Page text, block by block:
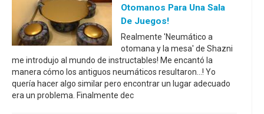
Otomanos Para Una Sala
De Juegos!
Realmente 'Neumático a
otomana y la mesa' de Shazni
me introdujo al mundo de instructables! Me encantó la
manera cómo los antiguos neumáticos resultaron...! Yo
quería hacer algo similar pero encontrar un lugar adecuado
era un problema. Finalmente dec